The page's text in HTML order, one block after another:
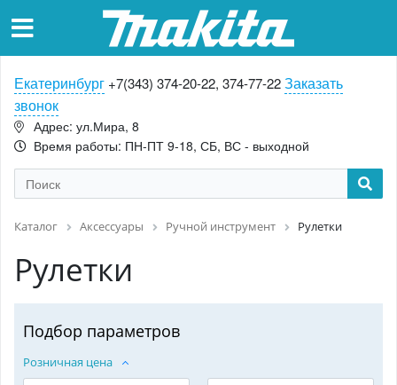
Екатеринбург +7(343) 374-20-22, 374-77-22Заказать
звонок
Адрес: ул.Мира, 8
Время работы: ПН-ПТ 9-18, СБ, ВС - выходной
Каталог Аксессуары Ручной инструмент Рулетки
Рулетки
Подбор параметров
Розничная цена